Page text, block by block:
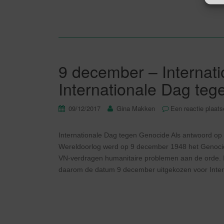
9 december –
Internationale Dag
09/12/2017 Gina Makken Een reactie
Internationale Dag tegen Genocide Als antwoord
Wereldoorlog werd op 9 december 1948 het
VN-verdragen humanitaire problemen aan de
daarom de datum 9 december uitgekozen voor